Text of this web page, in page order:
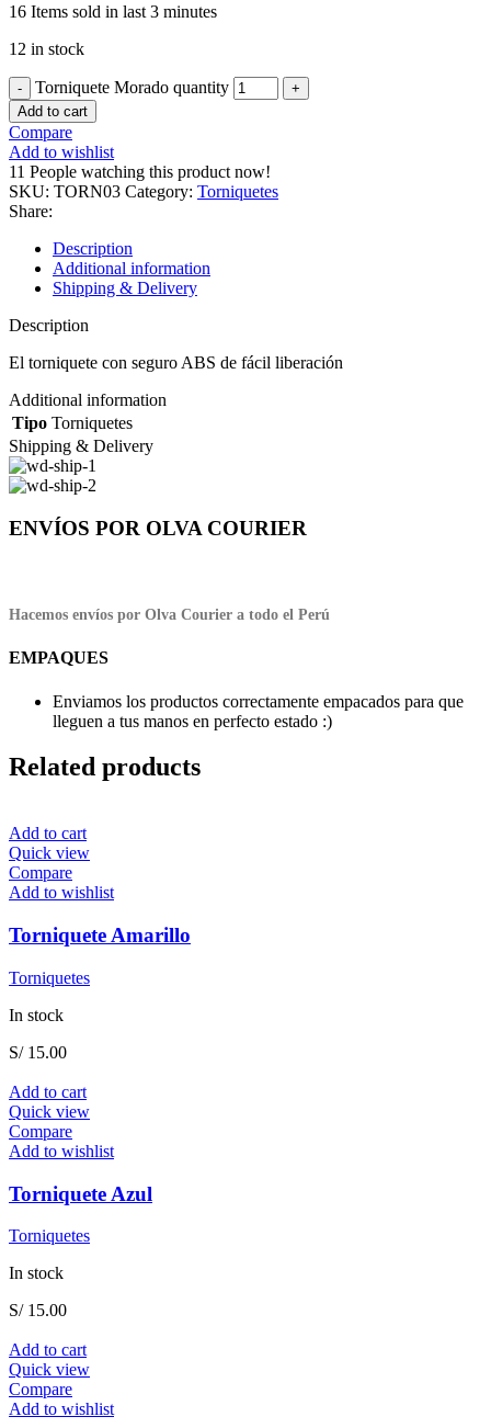
16 Items sold in last 3 minutes
12 in stock
Torniquete Morado quantity
Add to cart
Compare
Add to wishlist
11 People watching this product now!
SKU: TORN03 Category: Torniquetes
Share:
Description
Additional information
Shipping & Delivery
Description
El torniquete con seguro ABS de fácil liberación
Additional information
Tipo Torniquetes
Shipping & Delivery
ENVÍOS POR OLVA COURIER
Hacemos envíos por Olva Courier a todo el Perú
EMPAQUES
Enviamos los productos correctamente empacados para que
lleguen a tus manos en perfecto estado :)
Related products
Add to cart
Quick view
Compare
Add to wishlist
Torniquete Amarillo
Torniquetes
In stock
S/15.00
Add to cart
Quick view
Compare
Add to wishlist
Torniquete Azul
Torniquetes
In stock
S/15.00
Add to cart
Quick view
Compare
Add to wishlist